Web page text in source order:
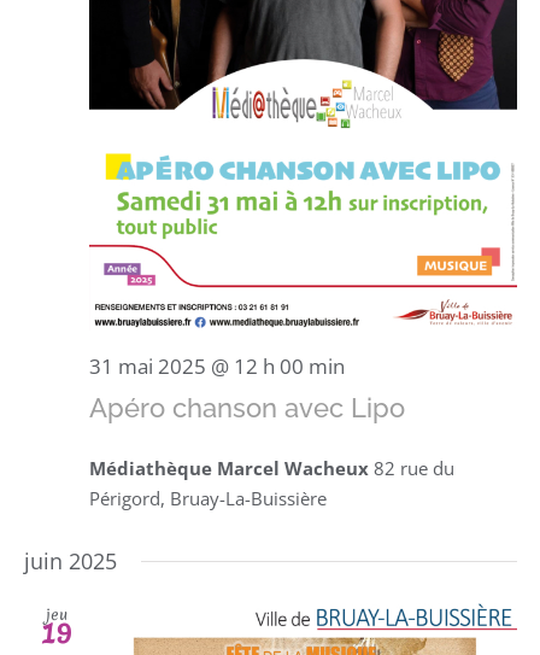
31 mai 2025 @ 12 h 00 min
Apéro chanson avec Lipo
Médiathèque Marcel Wacheux 82 rue du
Périgord, Bruay-La-Buissière
juin 2025
jeu
19